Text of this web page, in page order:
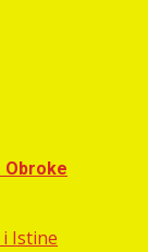
Obroke
Istine